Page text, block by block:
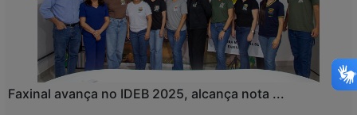
Faxinal avança no IDEB 2025, alcança nota ...